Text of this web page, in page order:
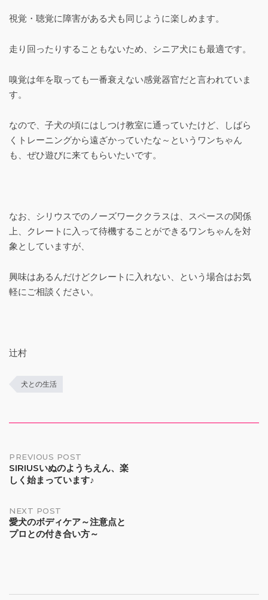
視覚・聴覚に障害がある犬も同じように楽しめます。
走り回ったりすることもないため、シニア犬にも最適です。
嗅覚は年を取っても一番衰えない感覚器官だと言われていま
す。
なので、子犬の頃にはしつけ教室に通っていたけど、しばら
くトレーニングから遠ざかっていたな～というワンちゃん
も、ぜひ遊びに来てもらいたいです。
なお、シリウスでのノーズワーククラスは、スペースの関係
上、クレートに入って待機することができるワンちゃんを対
象としていますが、
興味はあるんだけどクレートに入れない、という場合はお気
軽にご相談ください。
辻村
犬との生活
Post
navigation
PREVIOUS POST
SIRIUSいぬのようちえん、楽
しく始まっています♪
NEXT POST
愛犬のボディケア～注意点と
プロとの付き合い方～